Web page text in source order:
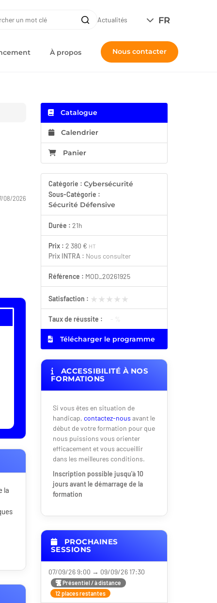
FR
Recherche
Actualités
À propos Nous contacter
08/2026
la
Catalogue
Calendrier
Panier
Catégorie : Cybersécurité
Sous-Catégorie :
Sécurité Défensive
Durée : 21h
Prix : 2 380 € HT
Prix INTRA : Nous consulter
Référence : MOD_20261925
Satisfaction : ★★★★★
★★★★★
Taux de réussite : - %
Télécharger le programme
ACCESSIBILITÉ À NOS
FORMATIONS
Si vous êtes en situation de
handicap, contactez-nous avant le
début de votre formation pour que
nous puissions vous orienter
efficacement et vous accueillir
dans les meilleures conditions.
Inscription possible jusqu'à 10
jours avant le démarrage de la
formation
PROCHAINES
SESSIONS
07/09/26 9:00 → 09/09/26 17:30
Présentiel / à distance
12 places restantes